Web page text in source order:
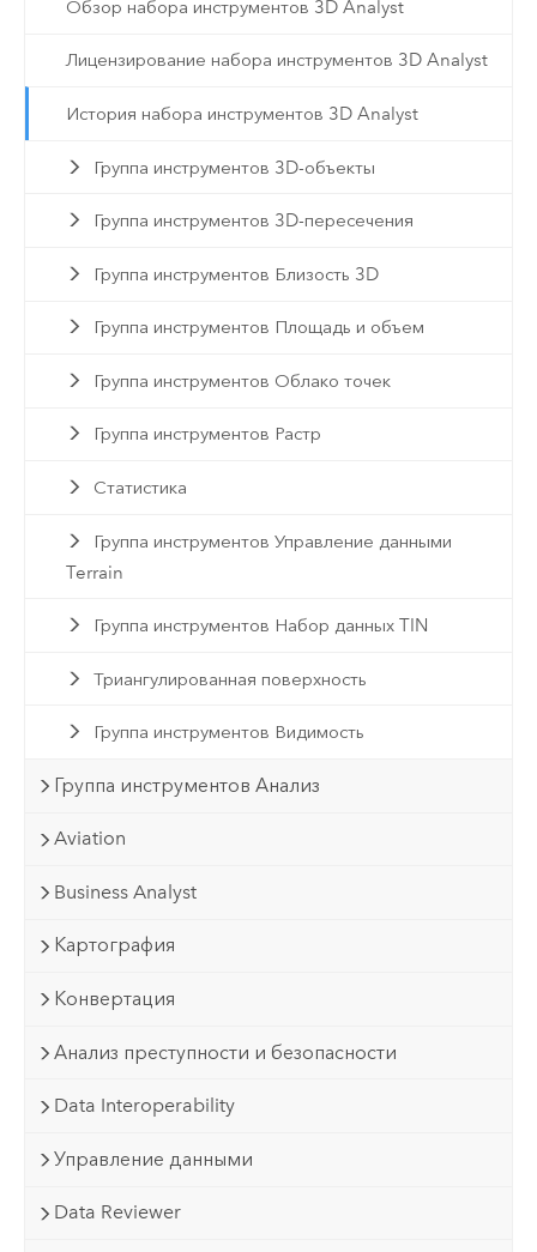
Обзор набора инструментов 3D Analyst
Лицензирование набора инструментов 3D Analyst
История набора инструментов 3D Analyst
Группа инструментов 3D-объекты
Группа инструментов 3D-пересечения
Группа инструментов Близость 3D
Группа инструментов Площадь и объем
Группа инструментов Облако точек
Группа инструментов Растр
Статистика
Группа инструментов Управление данными
Terrain
Группа инструментов Набор данных TIN
Триангулированная поверхность
Группа инструментов Видимость
Группа инструментов Анализ
Aviation
Business Analyst
Картография
Конвертация
Анализ преступности и безопасности
Data Interoperability
Управление данными
Data Reviewer